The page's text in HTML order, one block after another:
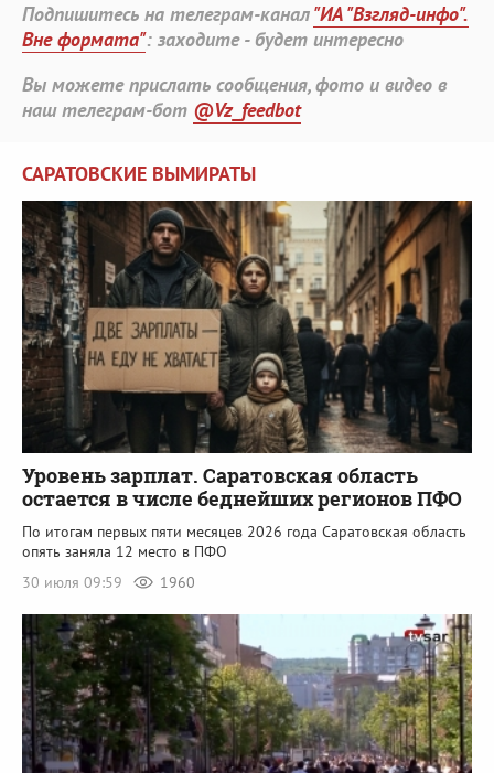
Подпишитесь на телеграм-канал"ИА "Взгляд-инфо".
Вне формата": заходите - будет интересно
Вы можете прислать сообщения, фото и видео в
наш телеграм-бот @Vz_feedbot
САРАТОВСКИЕ ВЫМИРАТЫ
Уровень зарплат. Саратовская область
остается в числе беднейших регионов ПФО
По итогам первых пяти месяцев 2026 года Саратовская область
опять заняла 12 место в ПФО
30 июля 09:59
1960